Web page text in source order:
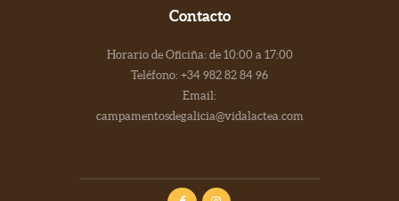
Contacto
Horario de Oficiña: de 10:00 a 17:00
Teléfono: +34 982 82 84 96
Email:
campamentosdegalicia@vidalactea.com